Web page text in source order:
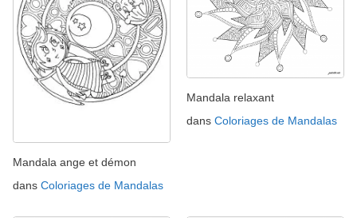
Mandala ange et démon
dans Coloriages de Mandalas
Mandala relaxant
dans Coloriages de Mandalas